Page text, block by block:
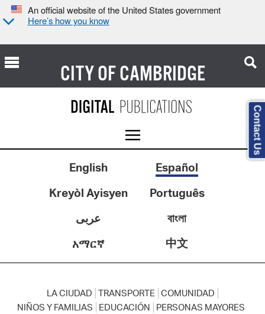
An official website of the United States government
Here’s how you know
CITY OFCAMBRIDGE
English
Español
Kreyòl Ayisyen
Português
عربى
বাংলা
አማርኛ
中文
LA CIUDAD TRANSPORTE COMUNIDAD
NIÑOS Y FAMILIAS
EDUCACIÓN PERSONAS MAYORES
Contact Us